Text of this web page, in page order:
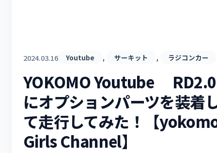
2024.03.16 Youtube , サーキット , ラジコンカー
YOKOMO Youtube RD2.0
にオプションパーツを装着
て走行してみた！【
Girls Channel】